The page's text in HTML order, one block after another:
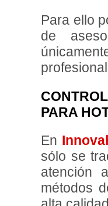
Para ello
de
PARA
En
sólo se
atención
métodos